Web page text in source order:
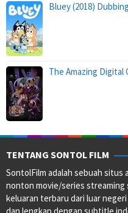
Bluey (2018)
The Amazing
TENTANG SONTOL FILM
SontolFilm adalah sebuah
nonton movie/series streaming
keluaran terbaru dari luar